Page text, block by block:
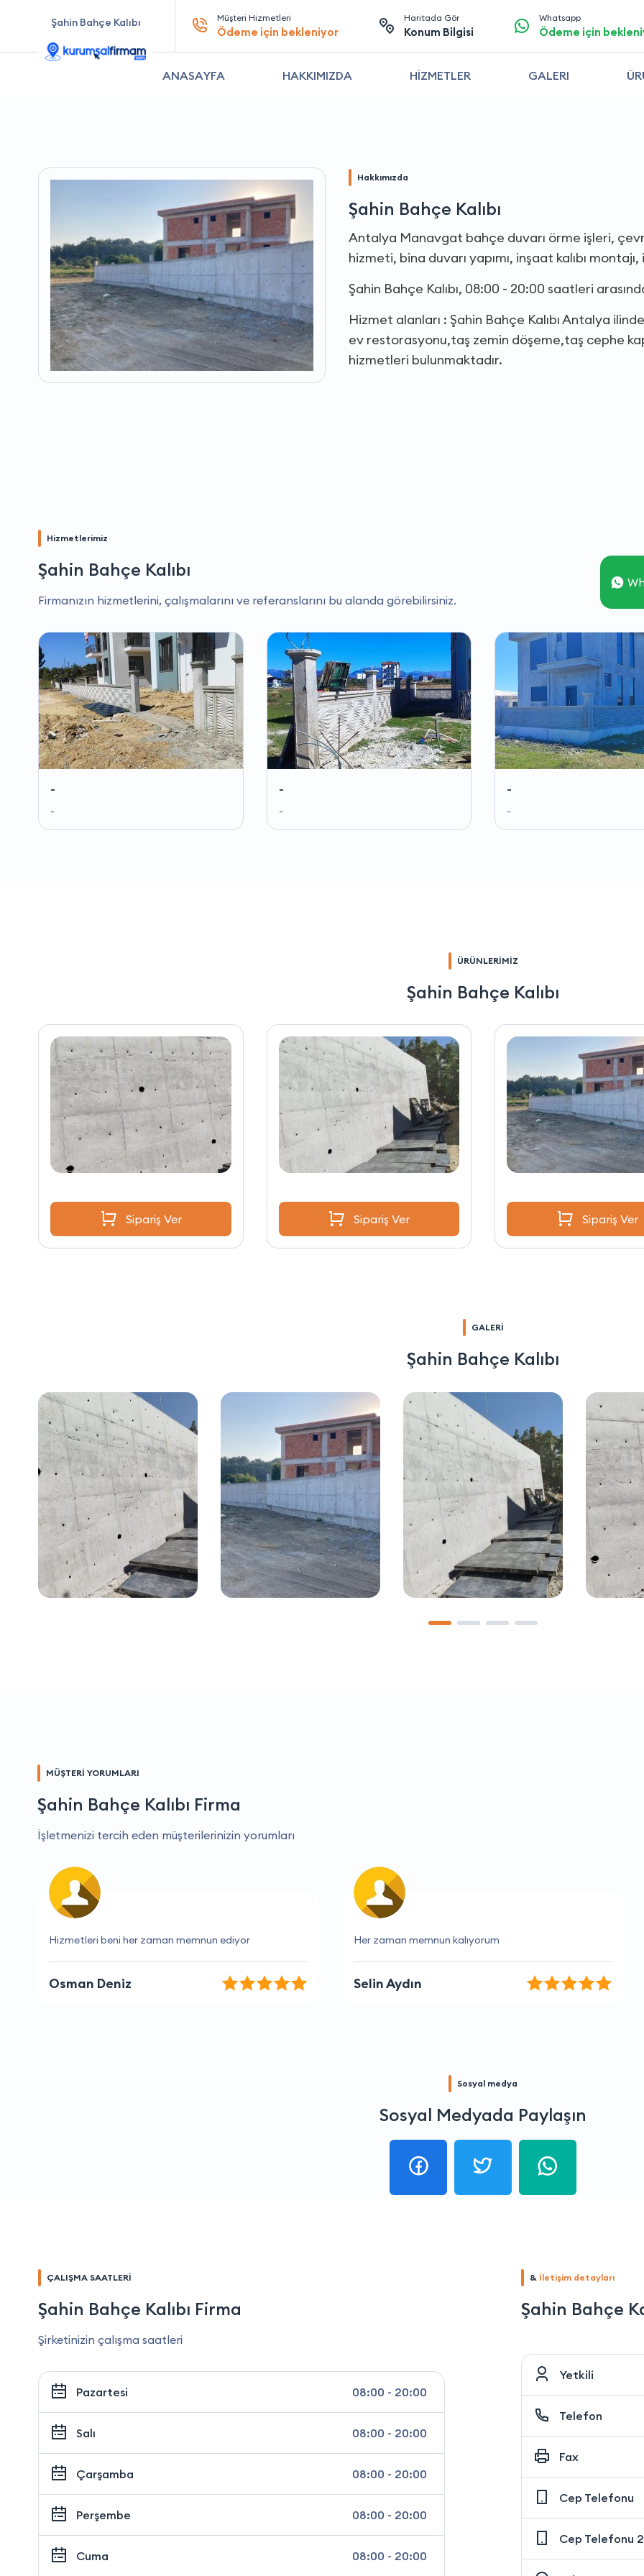
Şahin Bahçe Kalıbı Müşteri Hizmetleri
Ödeme için bekleniyor
Haritada Gör
Konum Bilgisi
Whatsapp
Ödeme için
ANASAYFA HAKKIMIZDA HİZMETLER GALERI
Hakkımızda
Şahin Bahçe Kalıbı
Antalya Manavgat bahçe duvarı örme işleri,
hizmeti, bina duvarı yapımı, inşaat kalıbı
Şahin Bahçe Kalıbı, 08:00 - 20:00 saatleri
Hizmet alanları : Şahin Bahçe Kalıbı Antalya
ev restorasyonu,taş zemin döşeme,taş cephe
hizmetleri bulunmaktadır.
Hizmetlerimiz
Şahin Bahçe Kalıbı
Firmanızın hizmetlerini, çalışmalarını ve referanslarını bu alanda görebilirsiniz.
-
-
-
-
-
-
ÜRÜNLERİMİZ
Şahin Bahçe Kalıbı
Sipariş Ver Sipariş Ver Sipariş Ver
GALERİ
Şahin Bahçe Kalıbı
MÜŞTERİ YORUMLARI
Şahin Bahçe Kalıbı Firma
İşletmenizi tercih eden müşterilerinizin yorumları
Her zaman memnun kalıyorum
Selin Aydın
Güvenilir ve hızlı bir firma, kesinlikle tavsiye ederim.
Yağmur Alp
Sosyal medya
Sosyal Medyada Paylaşın
ÇALIŞMA SAATLERİ
Şahin Bahçe Kalıbı Firma
Şirketinizin çalışma saatleri
Pazartesi 08:00 - 20:00
Salı 08:00 - 20:00
Çarşamba 08:00 - 20:00
Perşembe 08:00 - 20:00
Cuma 08:00 - 20:00
& İletişim detayları
Şahin Bahçe
Yetkili
Telefon
Fax
Cep Telefonu
Cep Telefonu 2